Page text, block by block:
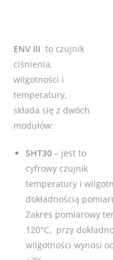
ENV IIIto czujnik
ciśnienia,
wilgotności i
temperatury,
składa się z dwóch
modułów:
SHT30 – jest to
cyfrowy czujnik
temperatury i
dokładnością
Zakres pomiarowy
120°C, przy
wilgotności wynosi